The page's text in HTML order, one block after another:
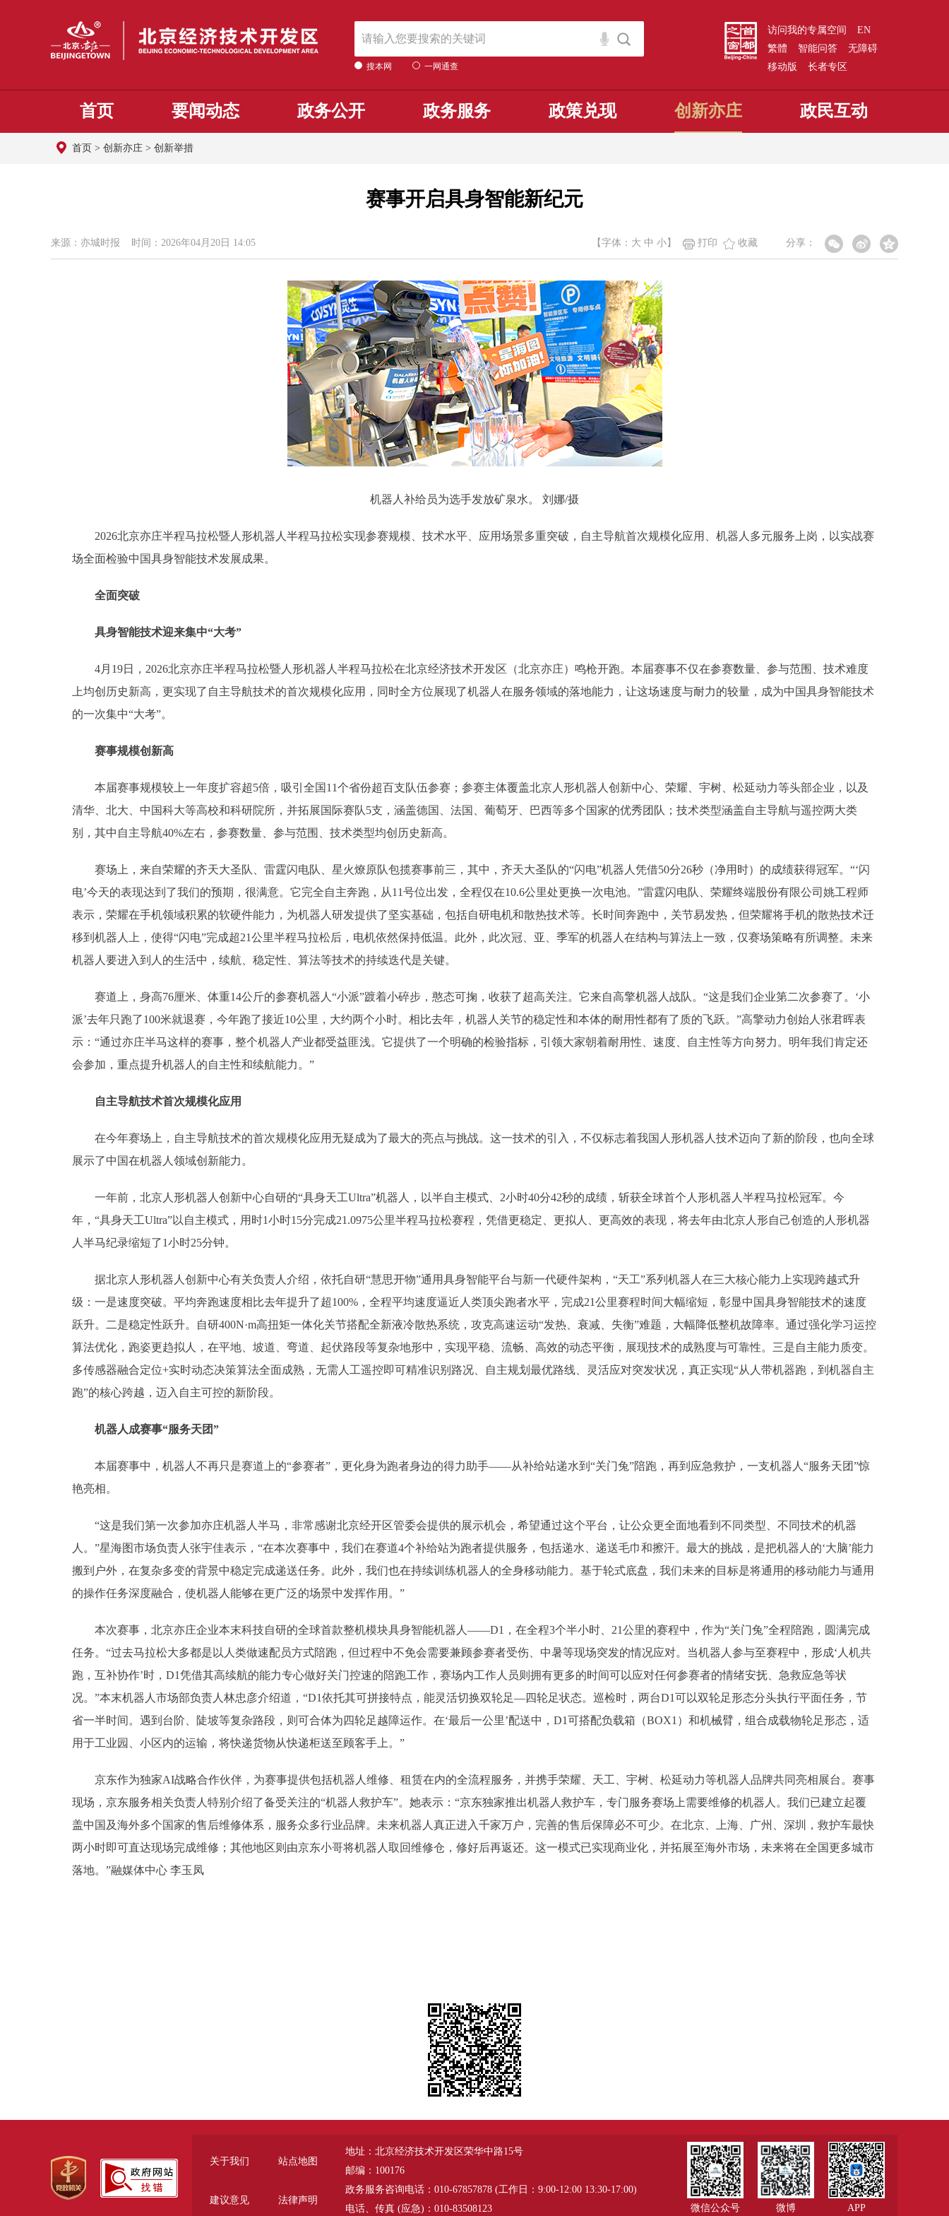
搜本网 一网通查
访问我的专属空间
EN
繁體
智能问答
无障碍
移动版
长者专区
首页 要闻动态 政务公开 政务服务 政策兑现 创新亦庄 政民互动
首页 > 创新亦庄 > 创新举措
赛事开启具身智能新纪元
来源：亦城时报 时间：2026年04月20日 14:05 分享：
【字体： 大 中 小 】 打印 收藏
机器人补给员为选手发放矿泉水。 刘娜/摄
2026北京亦庄半程马拉松暨人形机器人半程马拉松实现参赛规模、技术水平、应用场景多重突破，自主导航首次规模化应用、机器人多元服务上岗，以实战赛
场全面检验中国具身智能技术发展成果。
全面突破
具身智能技术迎来集中“大考”
4月19日，2026北京亦庄半程马拉松暨人形机器人半程马拉松在北京经济技术开发区（北京亦庄）鸣枪开跑。本届赛事不仅在参赛数量、参与范围、技术难度
上均创历史新高，更实现了自主导航技术的首次规模化应用，同时全方位展现了机器人在服务领域的落地能力，让这场速度与耐力的较量，成为中国具身智能技术
的一次集中“大考”。
赛事规模创新高
本届赛事规模较上一年度扩容超5倍，吸引全国11个省份超百支队伍参赛；参赛主体覆盖北京人形机器人创新中心、荣耀、宇树、松延动力等头部企业，以及
清华、北大、中国科大等高校和科研院所，并拓展国际赛队5支，涵盖德国、法国、葡萄牙、巴西等多个国家的优秀团队；技术类型涵盖自主导航与遥控两大类
别，其中自主导航40%左右，参赛数量、参与范围、技术类型均创历史新高。
赛场上，来自荣耀的齐天大圣队、雷霆闪电队、星火燎原队包揽赛事前三，其中，齐天大圣队的“闪电”机器人凭借50分26秒（净用时）的成绩获得冠军。“‘闪
电’今天的表现达到了我们的预期，很满意。它完全自主奔跑，从11号位出发，全程仅在10.6公里处更换一次电池。”雷霆闪电队、荣耀终端股份有限公司姚工程师
表示，荣耀在手机领域积累的软硬件能力，为机器人研发提供了坚实基础，包括自研电机和散热技术等。长时间奔跑中，关节易发热，但荣耀将手机的散热技术迁
移到机器人上，使得“闪电”完成超21公里半程马拉松后，电机依然保持低温。此外，此次冠、亚、季军的机器人在结构与算法上一致，仅赛场策略有所调整。未来
机器人要进入到人的生活中，续航、稳定性、算法等技术的持续迭代是关键。
赛道上，身高76厘米、体重14公斤的参赛机器人“小派”踱着小碎步，憨态可掬，收获了超高关注。它来自高擎机器人战队。“这是我们企业第二次参赛了。‘小
派’去年只跑了100米就退赛，今年跑了接近10公里，大约两个小时。相比去年，机器人关节的稳定性和本体的耐用性都有了质的飞跃。”高擎动力创始人张君晖表
示：“通过亦庄半马这样的赛事，整个机器人产业都受益匪浅。它提供了一个明确的检验指标，引领大家朝着耐用性、速度、自主性等方向努力。明年我们肯定还
会参加，重点提升机器人的自主性和续航能力。”
自主导航技术首次规模化应用
在今年赛场上，自主导航技术的首次规模化应用无疑成为了最大的亮点与挑战。这一技术的引入，不仅标志着我国人形机器人技术迈向了新的阶段，也向全球
展示了中国在机器人领域创新能力。
一年前，北京人形机器人创新中心自研的“具身天工Ultra”机器人，以半自主模式、2小时40分42秒的成绩，斩获全球首个人形机器人半程马拉松冠军。今
年，“具身天工Ultra”以自主模式，用时1小时15分完成21.0975公里半程马拉松赛程，凭借更稳定、更拟人、更高效的表现，将去年由北京人形自己创造的人形机器
人半马纪录缩短了1小时25分钟。
据北京人形机器人创新中心有关负责人介绍，依托自研“慧思开物”通用具身智能平台与新一代硬件架构，“天工”系列机器人在三大核心能力上实现跨越式升
级：一是速度突破。平均奔跑速度相比去年提升了超100%，全程平均速度逼近人类顶尖跑者水平，完成21公里赛程时间大幅缩短，彰显中国具身智能技术的速度
跃升。二是稳定性跃升。自研400N·m高扭矩一体化关节搭配全新液冷散热系统，攻克高速运动“发热、衰减、失衡”难题，大幅降低整机故障率。通过强化学习运控
算法优化，跑姿更趋拟人，在平地、坡道、弯道、起伏路段等复杂地形中，实现平稳、流畅、高效的动态平衡，展现技术的成熟度与可靠性。三是自主能力质变。
多传感器融合定位+实时动态决策算法全面成熟，无需人工遥控即可精准识别路况、自主规划最优路线、灵活应对突发状况，真正实现“从人带机器跑，到机器自主
跑”的核心跨越，迈入自主可控的新阶段。
机器人成赛事“服务天团”
本届赛事中，机器人不再只是赛道上的“参赛者”，更化身为跑者身边的得力助手——从补给站递水到“关门兔”陪跑，再到应急救护，一支机器人“服务天团”惊
艳亮相。
“这是我们第一次参加亦庄机器人半马，非常感谢北京经开区管委会提供的展示机会，希望通过这个平台，让公众更全面地看到不同类型、不同技术的机器
人。”星海图市场负责人张宇佳表示，“在本次赛事中，我们在赛道4个补给站为跑者提供服务，包括递水、递送毛巾和擦汗。最大的挑战，是把机器人的‘大脑’能力
搬到户外，在复杂多变的背景中稳定完成递送任务。此外，我们也在持续训练机器人的全身移动能力。基于轮式底盘，我们未来的目标是将通用的移动能力与通用
的操作任务深度融合，使机器人能够在更广泛的场景中发挥作用。”
本次赛事，北京亦庄企业本末科技自研的全球首款整机模块具身智能机器人——D1，在全程3个半小时、21公里的赛程中，作为“关门兔”全程陪跑，圆满完成
任务。“过去马拉松大多都是以人类做速配员方式陪跑，但过程中不免会需要兼顾参赛者受伤、中暑等现场突发的情况应对。当机器人参与至赛程中，形成‘人机共
跑，互补协作’时，D1凭借其高续航的能力专心做好关门控速的陪跑工作，赛场内工作人员则拥有更多的时间可以应对任何参赛者的情绪安抚、急救应急等状
况。”本末机器人市场部负责人林忠彦介绍道，“D1依托其可拼接特点，能灵活切换双轮足—四轮足状态。巡检时，两台D1可以双轮足形态分头执行平面任务，节
省一半时间。遇到台阶、陡坡等复杂路段，则可合体为四轮足越障运作。在‘最后一公里’配送中，D1可搭配负载箱（BOX1）和机械臂，组合成载物轮足形态，适
用于工业园、小区内的运输，将快递货物从快递柜送至顾客手上。”
京东作为独家AI战略合作伙伴，为赛事提供包括机器人维修、租赁在内的全流程服务，并携手荣耀、天工、宇树、松延动力等机器人品牌共同亮相展台。赛事
现场，京东服务相关负责人特别介绍了备受关注的“机器人救护车”。她表示：“京东独家推出机器人救护车，专门服务赛场上需要维修的机器人。我们已建立起覆
盖中国及海外多个国家的售后维修体系，服务众多行业品牌。未来机器人真正进入千家万户，完善的售后保障必不可少。在北京、上海、广州、深圳，救护车最快
两小时即可直达现场完成维修；其他地区则由京东小哥将机器人取回维修仓，修好后再返还。这一模式已实现商业化，并拓展至海外市场，未来将在全国更多城市
落地。”融媒体中心 李玉凤
关于我们 站点地图
建议意见 法律声明
地址：北京经济技术开发区荣华中路15号
邮编：100176
政务服务咨询电话：010-67857878 (工作日：9:00-12:00 13:30-17:00)
电话、传真 (应急)：010-83508123
微信公众号 微博 APP